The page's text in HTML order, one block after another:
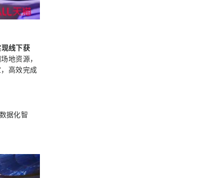
线下获
地资源，
高效完成
据化智